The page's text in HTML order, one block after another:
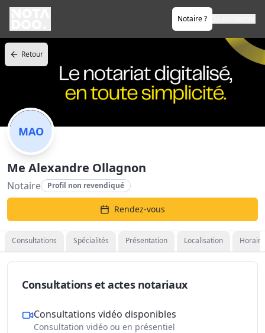
Notaire ?
Retour
MAO
Me Alexandre Ollagnon
Notaire Profil non revendiqué
Rendez-vous
Consultations Spécialités Présentation Localisation
Consultations et actes notariaux
Consultations vidéo disponibles
Consultation vidéo ou en présentiel